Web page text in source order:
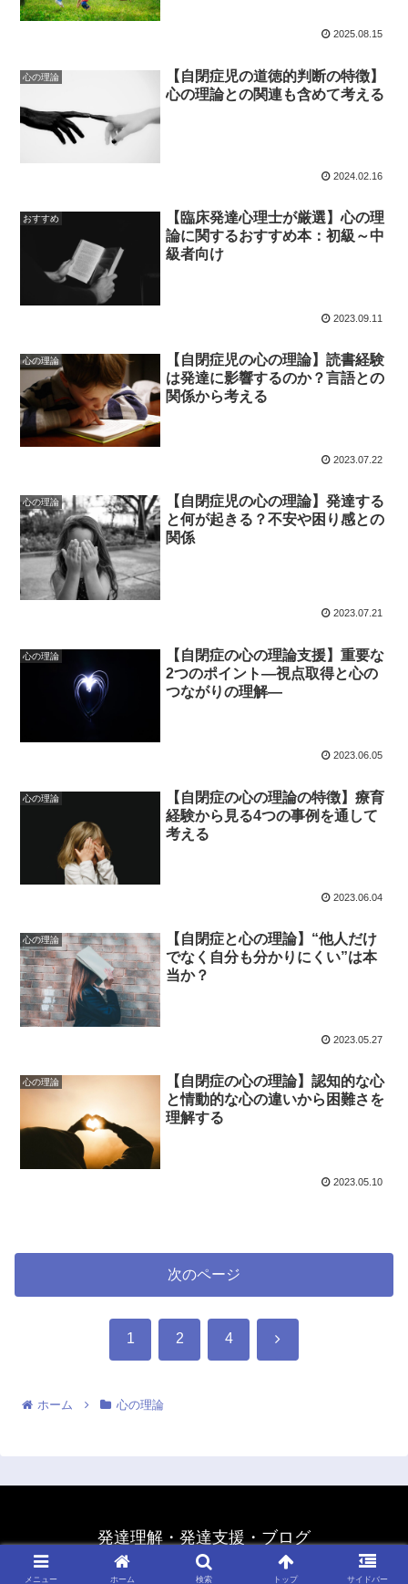
2025.08.15
心の理論
【自閉症児の道徳的判断の特徴】
心の理論との関連も含めて考える
2024.02.16
おすすめ
【臨床発達心理士が厳選】心の理
論に関するおすすめ本：初級～中
級者向け
2023.09.11
心の理論
【自閉症児の心の理論】読書経験
は発達に影響するのか？言語との
関係から考える
2023.07.22
心の理論
【自閉症児の心の理論】発達する
と何が起きる？不安や困り感との
関係
2023.07.21
心の理論
【自閉症の心の理論支援】重要な
2つのポイント―視点取得と心の
つながりの理解―
2023.06.05
心の理論
【自閉症の心の理論の特徴】療育
経験から見る4つの事例を通して
考える
2023.06.04
心の理論
【自閉症と心の理論】“他人だけ
でなく自分も分かりにくい”は本
当か？
2023.05.27
心の理論
【自閉症の心の理論】認知的な心
と情動的な心の違いから困難さを
理解する
2023.05.10
次のページ
1 2 4 次
ホーム 心の理論
発達理解・発達支援・ブログ
© 2020 発達理解・発達支援・ブログ.
メニュー ホーム 検索 トップ サイドバー